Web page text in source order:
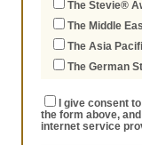
The Stevie®
The Middle
The Asia
The German
I give consent
the form above,
internet service